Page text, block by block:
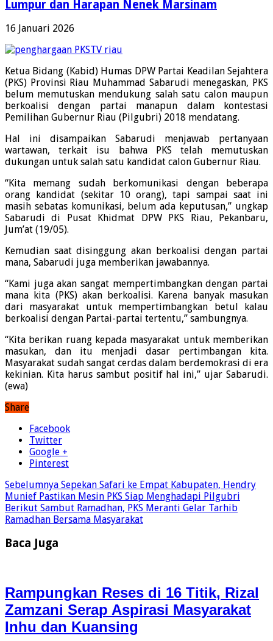
Lumpur dan Harapan Nenek Marsinam
16 Januari 2026
Ketua Bidang (Kabid) Humas DPW Partai Keadilan Sejahtera
(PKS) Provinsi Riau Muhammad Sabarudi menegaskan, PKS
belum memutuskan mendukung salah satu calon maupun
berkoalisi dengan partai manapun dalam kontestasi
Pemilihan Gubernur Riau (Pilgubri) 2018 mendatang.
Hal ini disampaikan Sabarudi menjawab pertanyaan
wartawan, terkait isu bahwa PKS telah memutuskan
dukungan untuk salah satu kandidat calon Gubernur Riau.
“Kita memang sudah berkomunikasi dengan beberapa
orang kandidat (sekitar 10 orang), tapi sampai saat ini
masih sebatas komunikasi, belum ada keputusan,” ungkap
Sabarudi di Pusat Khidmat DPW PKS Riau, Pekanbaru,
Jum’at (19/05).
Kemudian saat disinggung akan berkoalisi dengan partai
mana, Sabarudi juga memberikan jawabannya.
“Kami juga akan sangat mempertimbangkan dengan partai
mana kita (PKS) akan berkoalisi. Karena banyak masukan
dari masyarakat untuk mempertimbangkan betul kalau
berkoalisi dengan Partai-partai tertentu,” sambungnya.
“Kita berikan ruang kepada masyarakat untuk memberikan
masukan, dan itu menjadi dasar pertimbangan kita.
Masyarakat sudah sangat cerdas dalam berdemokrasi di era
kekinian. Kita harus sambut positif hal ini,” ujar Sabarudi.
(ewa)
Share
Facebook
Twitter
Google +
Pinterest
Sebelumnya Sepekan Safari ke Empat Kabupaten, Hendry
Munief Pastikan Mesin PKS Siap Menghadapi Pilgubri
Berikut Sambut Ramadhan, PKS Meranti Gelar Tarhib
Ramadhan Bersama Masyarakat
Baca Juga
Rampungkan Reses di 16 Titik, Rizal
Zamzani Serap Aspirasi Masyarakat
Inhu dan Kuansing